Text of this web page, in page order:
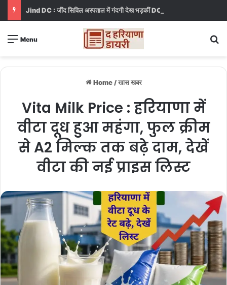
Menu
Home / खास खबर
Vita Milk Price : हरियाणा में
वीटा दूध हुआ महंगा, फुल क्रीम
से A2 मिल्क तक बढ़े दाम, देखें
वीटा की नई प्राइस लिस्ट